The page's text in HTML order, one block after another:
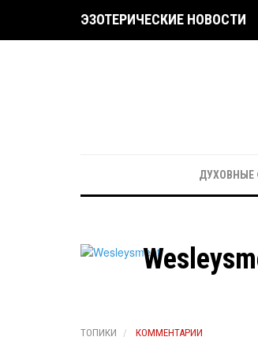
ЭЗОТЕРИЧЕСКИЕ НОВОСТИ
ДУХОВНЫЕ
ТОПИКИ КОММЕНТАРИИ